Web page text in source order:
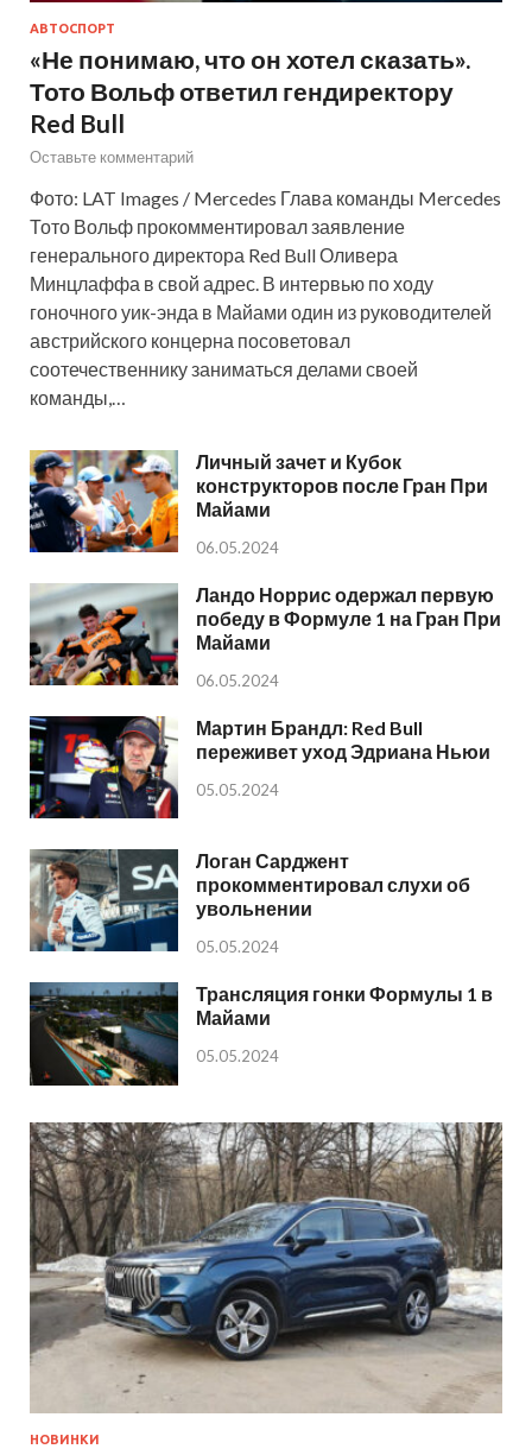
АВТОСПОРТ
«Не понимаю, что он хотел сказать».
Тото Вольф ответил гендиректору
Red Bull
Оставьте комментарий
Фото: LAT Images / Mercedes Глава команды Mercedes
Тото Вольф прокомментировал заявление
генерального директора Red Bull Оливера
Минцлаффа в свой адрес. В интервью по ходу
гоночного уик-энда в Майами один из руководителей
австрийского концерна посоветовал
соотечественнику заниматься делами своей
команды,…
Личный зачет и Кубок
конструкторов после Гран При
Майами
06.05.2024
Ландо Норрис одержал первую
победу в Формуле 1 на Гран При
Майами
06.05.2024
Мартин Брандл: Red Bull
переживет уход Эдриана Ньюи
05.05.2024
Логан Сарджент
прокомментировал слухи об
увольнении
05.05.2024
Трансляция гонки Формулы 1 в
Майами
05.05.2024
НОВИНКИ